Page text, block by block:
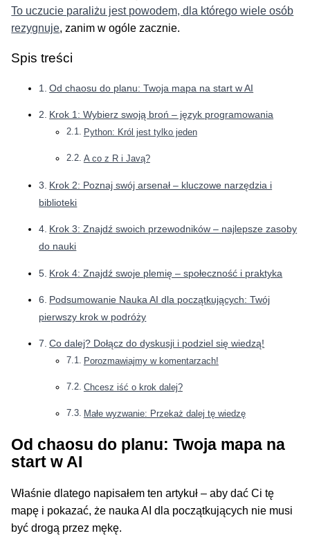
To uczucie paraliżu jest powodem, dla którego wiele osób
rezygnuje, zanim w ogóle zacznie.
Spis treści
Od chaosu do planu: Twoja mapa na start w AI
Krok 1: Wybierz swoją broń – język programowania
Python: Król jest tylko jeden
A co z R i Javą?
Krok 2: Poznaj swój arsenał – kluczowe narzędzia i
biblioteki
Krok 3: Znajdź swoich przewodników – najlepsze zasoby
do nauki
Krok 4: Znajdź swoje plemię – społeczność i praktyka
Podsumowanie Nauka AI dla początkujących: Twój
pierwszy krok w podróży
Co dalej? Dołącz do dyskusji i podziel się wiedzą!
Porozmawiajmy w komentarzach!
Chcesz iść o krok dalej?
Małe wyzwanie: Przekaż dalej tę wiedzę
Od chaosu do planu: Twoja mapa na
start w AI
Właśnie dlatego napisałem ten artykuł – aby dać Ci tę
mapę i pokazać, że nauka AI dla początkujących nie musi
być drogą przez mękę.